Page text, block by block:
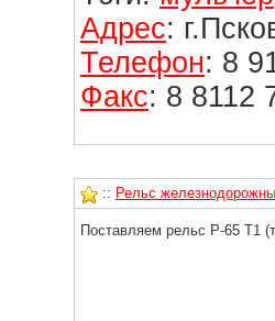
Адрес:
Телефон: 8
Факс: 8 8112
:: Рельс
Поставляем рельс Р-65 Т1